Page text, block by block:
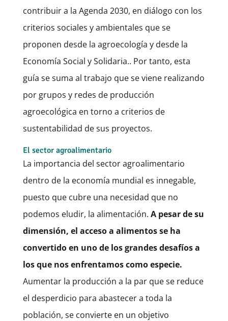
contribuir a la Agenda 2030, en diálogo con los
criterios sociales y ambientales que se
proponen desde la agroecología y desde la
Economía Social y Solidaria.. Por tanto, esta
guía se suma al trabajo que se viene realizando
por grupos y redes de producción
agroecológica en torno a criterios de
sustentabilidad de sus proyectos.
El sector agroalimentario
La importancia del sector agroalimentario
dentro de la economía mundial es innegable,
puesto que cubre una necesidad que no
podemos eludir, la alimentación. A pesar de su
dimensión, el acceso a alimentos se ha
convertido en uno de los grandes desafíos a
los que nos enfrentamos como especie.
Aumentar la producción a la par que se reduce
el desperdicio para abastecer a toda la
población, se convierte en un objetivo